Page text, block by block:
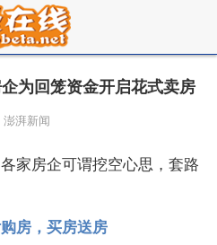
为回笼资金开启花式卖房
澎湃新闻
家房企可谓挖空心思，套路
房，买房送房